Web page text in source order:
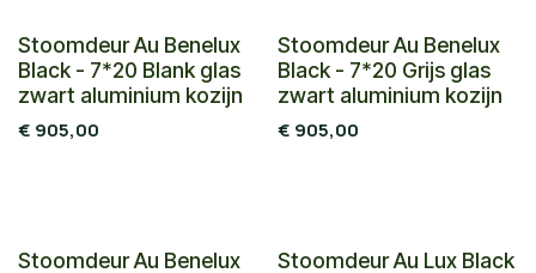
Stoomdeur Au Benelux
Black - 7*20 Blank glas
zwart aluminium kozijn
€ 905,00
Stoomdeur Au Benelux
Black - 7*20 Grijs glas
zwart aluminium kozijn
€ 905,00
Stoomdeur Au Benelux
Stoomdeur Au Lux Black